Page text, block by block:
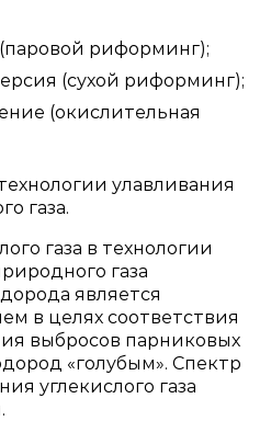
риформинг);
(сухой риформинг);
(окислительная
улавливания
газа.
газа в технологии
газа
является
в целях соответствия
выбросов парниковых
«голубым». Спектр
углекислого газа